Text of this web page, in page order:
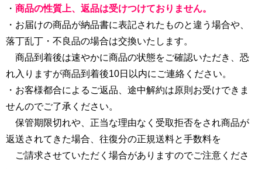
・ 商品の性質上、返品は受けつけておりません。
・お届けの商品が納品書に表記されたものと違う場合や、
落丁乱丁・不良品の場合は交換いたします。
商品到着後は速やかに商品の状態をご確認いただき、恐
れ入りますが商品到着後10日以内にご連絡ください。
・お客様都合によるご返品、途中解約は原則お受けできま
せんのでご了承ください。
保管期限切れや、正当な理由なく受取拒否をされ商品が
返送されてきた場合、往復分の正規送料と手数料を
ご請求させていただく場合がありますのでご注意くださ